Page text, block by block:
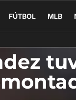
FÚTBOL MLB